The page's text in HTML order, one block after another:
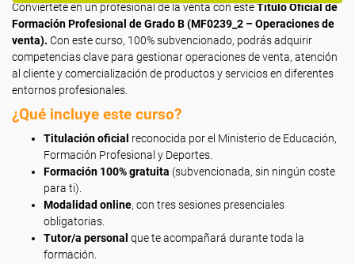
Conviértete en un profesional de la venta con esteTítulo Oficial de
Formación Profesional de Grado B (MF0239_2 – Operaciones de
venta). Con este curso, 100% subvencionado, podrás adquirir
competencias clave para gestionar operaciones de venta, atención
al cliente y comercialización de productos y servicios en diferentes
entornos profesionales.
¿Qué incluye este curso?
Titulación oficial reconocida por el Ministerio de Educación,
Formación Profesional y Deportes.
Formación 100% gratuita (subvencionada, sin ningún coste
para ti).
Modalidad online, con tres sesiones presenciales
obligatorias.
Tutor/a personal que te acompañará durante toda la
formación.